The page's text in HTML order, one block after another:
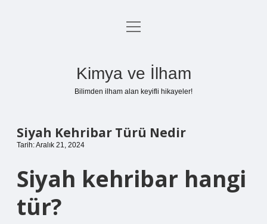
Anasayfa
menüyü
Kimya ve İlham
Bilimden ilham alan keyifli hikayeler!
Siyah Kehribar Türü Nedir
Tarih: Aralık 21, 2024
Siyah kehribar hangi
tür?